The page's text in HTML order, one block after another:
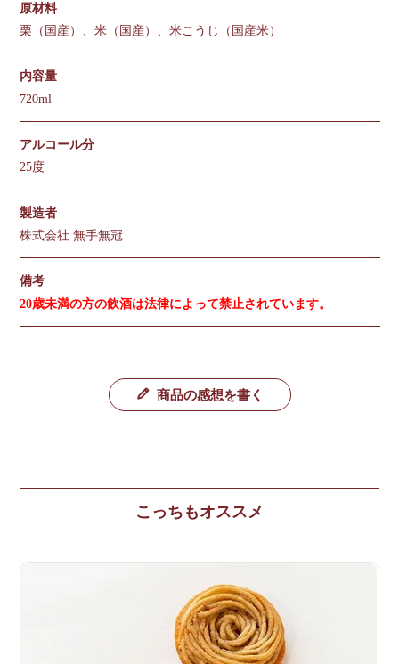
原材料
栗（国産）、米（国産）、米こうじ（国産米）
内容量
720ml
アルコール分
25度
製造者
株式会社 無手無冠
備考
20歳未満の方の飲酒は法律によって禁止されています。